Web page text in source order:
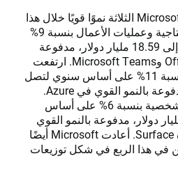
سجلت قطاعات أعمال Microsoft الثلاثة نموًا قويًا خلال هذا
الربع. ارتفعت إيرادات الإنتاجية وعمليات الأعمال بنسبة 9%
على أساس سنوي لتصل إلى 18.59 مليار دولار، مدفوعة
بالنمو القوي في Office 365 وMicrosoft Teams. ارتفعت
إيرادات السحابة الذكية بنسبة 11% على أساس سنوي لتصل
إلى 24.26 مليار دولار، مدفوعة بالنمو القوي في Azure.
زادت إيرادات الحوسبة الشخصية بنسبة 6% على أساس
لتصل إلى 13.67 مليار دولار، مدفوعة بالنمو القوي
في أجهزة الألعاب وأجهزة Surface. أعادت Microsoft أيضًا
في هذا الربع في شكل توزيعات